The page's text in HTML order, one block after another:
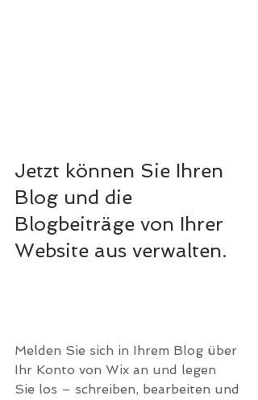
Jetzt können Sie Ihren
Blog und die
Blogbeiträge von Ihrer
Website aus verwalten.
Melden Sie sich in Ihrem Blog über
Ihr Konto von Wix an und legen
Sie los – schreiben, bearbeiten und